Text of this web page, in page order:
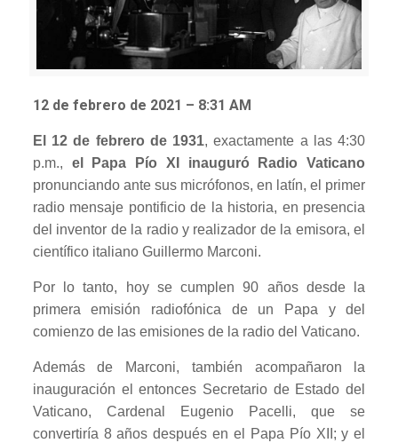
12 de febrero de 2021 – 8:31 AM
El 12 de febrero de 1931, exactamente a las 4:30
p.m., el Papa Pío XI inauguró Radio Vaticano
pronunciando ante sus micrófonos, en latín, el primer
radio mensaje pontificio de la historia, en presencia
del inventor de la radio y realizador de la emisora, el
científico italiano Guillermo Marconi.
Por lo tanto, hoy se cumplen 90 años desde la
primera emisión radiofónica de un Papa y del
comienzo de las emisiones de la radio del Vaticano.
Además de Marconi, también acompañaron la
inauguración el entonces Secretario de Estado del
Vaticano, Cardenal Eugenio Pacelli, que se
convertiría 8 años después en el Papa Pío XII; y el